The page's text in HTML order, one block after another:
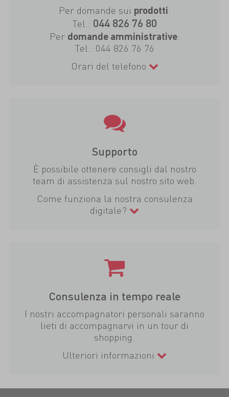
Per domande sui prodotti:
Tel.: 044 826 76 80
Per domande amministrative:
Tel.: 044 826 76 76
Orari del telefono
Supporto
È possibile ottenere consigli dal nostro
team di assistenza sul nostro sito web.
Come funziona la nostra consulenza
digitale?
Consulenza in tempo reale
I nostri accompagnatori personali saranno
lieti di accompagnarvi in un tour di
shopping.
Ulteriori informazioni